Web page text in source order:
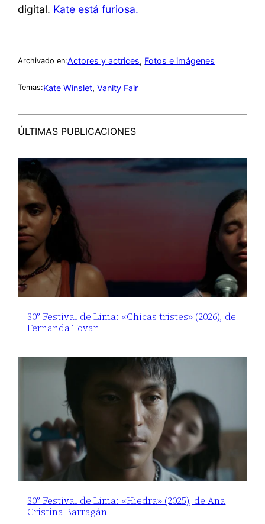
digital. Kate está furiosa.
Archivado en:Actores y actrices, Fotos e imágenes
Temas:Kate Winslet, Vanity Fair
ÚLTIMAS PUBLICACIONES
30° Festival de Lima: «Chicas tristes» (2026), de
Fernanda Tovar
30° Festival de Lima: «Hiedra» (2025), de Ana
Cristina Barragán